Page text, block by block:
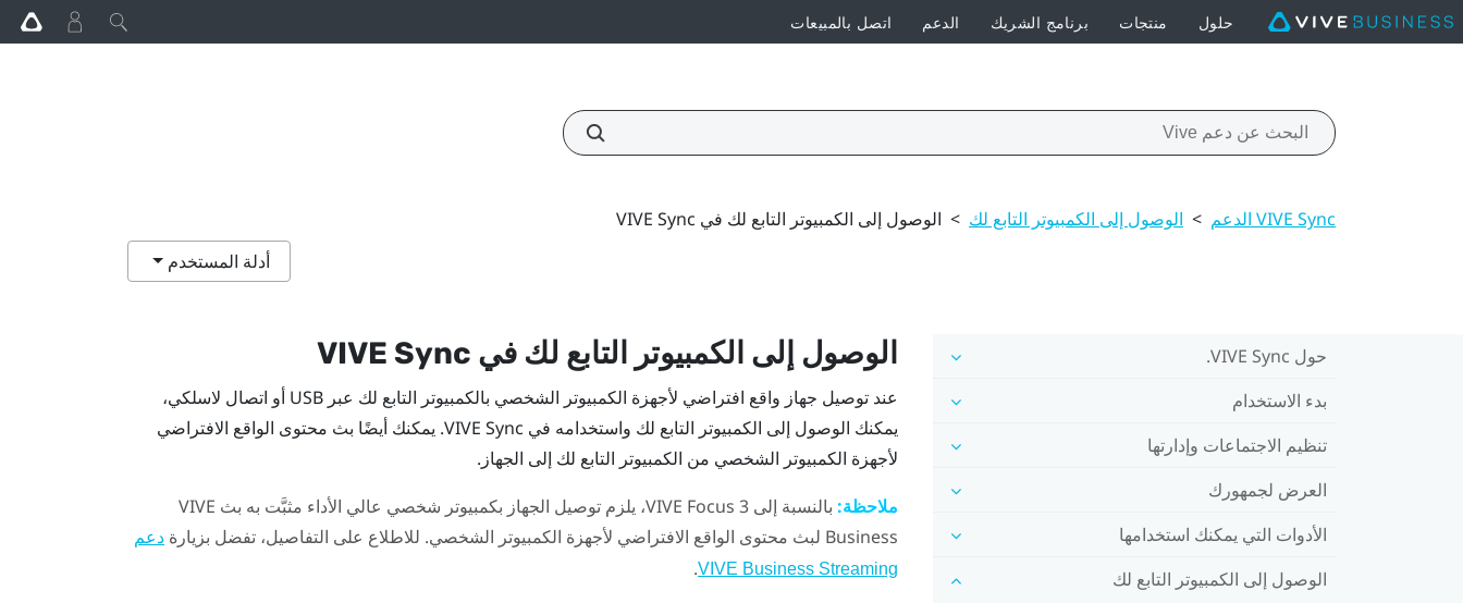
حلول منتجات برنامج الشريك الدعم اتصل بالمبيعات
VIVE Sync الدعم > الوصول إلى الكمبيوتر التابع لك > الوصول إلى الكمبيوتر التابع لك في VIVE Sync
أدلة المستخدم
حول VIVE Sync.
بدء الاستخدام
تنظيم الاجتماعات وإدارتها
العرض لجمهورك
الأدوات التي يمكنك استخدامها
الوصول إلى الكمبيوتر التابع لك
الوصول إلى الكمبيوتر التابع لك في VIVE Sync
عند توصيل جهاز واقع افتراضي لأجهزة الكمبيوتر الشخصي بالكمبيوتر التابع لك عبر USB أو اتصال لاسلكي،
يمكنك الوصول إلى الكمبيوتر التابع لك واستخدامه في VIVE Sync. يمكنك أيضًا بث محتوى الواقع الافتراضي
لأجهزة الكمبيوتر الشخصي من الكمبيوتر التابع لك إلى الجهاز.
ملاحظة:بالنسبة إلى VIVE Focus 3، يلزم توصيل الجهاز بكمبيوتر شخصي عالي الأداء مثبَّت به
بث VIVE
Business لبث محتوى الواقع الافتراضي لأجهزة الكمبيوتر الشخصي. للاطلاع على التفاصيل، تفضل بزيارة دعم
VIVE Business Streaming
.